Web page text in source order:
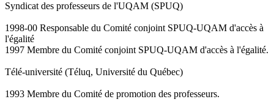
Syndicat des professeurs de l'UQAM (SPUQ)
1998-00 Responsable du Comité conjoint SPUQ-UQAM d'accès à
l'égalité
1997 Membre du Comité conjoint SPUQ-UQAM d'accès à l'égalité.
Télé-université (Téluq, Université du Québec)
1993 Membre du Comité de promotion des professeurs.